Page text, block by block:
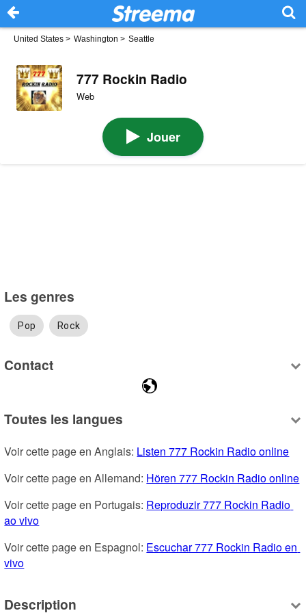
United States > Washington > Seattle
777 Rockin Radio
Web
Jouer
Les genres
Pop Rock
Contact
Toutes les langues
Voir cette page en Anglais: Listen 777 Rockin Radio online
Voir cette page en Allemand: Hören 777 Rockin Radio online
Voir cette page en Portugais: Reproduzir 777 Rockin Radio
ao vivo
Voir cette page en Espagnol: Escuchar 777 Rockin Radio en
vivo
Description